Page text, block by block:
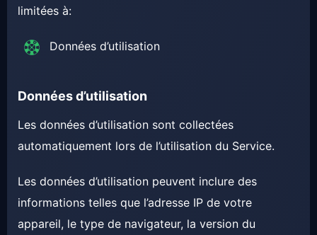
limitées à:
Données d’utilisation
Données d’utilisation
Les données d’utilisation sont collectées
automatiquement lors de l’utilisation du Service.
Les données d’utilisation peuvent inclure des
informations telles que l’adresse IP de votre
appareil, le type de navigateur, la version du